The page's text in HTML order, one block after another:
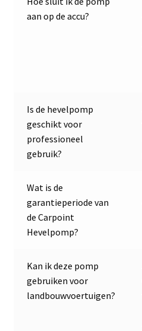
aan op de accu?
Is de hevelpomp
geschikt voor
professioneel
gebruik?
Wat is de
garantieperiode van
de Carpoint
Hevelpomp?
Kan ik deze pomp
gebruiken voor
landbouwvoertuigen?